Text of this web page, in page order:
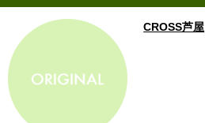
CROSS芦屋